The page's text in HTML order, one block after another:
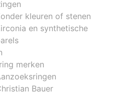
kleuren of stenen
en synthetische
merken
Bauer